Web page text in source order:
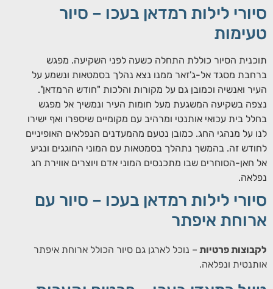
סיורי לילות רמדאן בעכו – סיור
טעימות
תוכנית הסיור כוללת התחלה כשעה לפני השקיעה. מפגש
ברחבת מסגד אל-ג'זאר ממנו נצא נהלך בסמטאות ונשמע על
העיר ואנשיה וכמובן גם על מקורות והלכות "חודש הרמדאן".
נצפה בשקיעה המשגעת מעל חומות העיר ונמשיך אל מפגש
בחלל בית עכואי אותנטי ומרהיב עם מקומיים שיספרו ואף ישירו
לנו על מנהגי החג. כמובן נטעם מהמעדנים הנפלאים האופיניים
לחודש זה. בהמשך נתהלך בסמטאות עם המוני החוגגים ונגיע
אל חאן-הסוחרים שבו מתכנסים המוני אדם ויוצרים אווירת חג
נפלאה.
סיורי לילות רמדאן בעכו – סיור עם
ארוחת איפתר
לקבוצות פרטיות – נוכל לארגן גם סיור הכולל ארוחת איפתר
אותנטית ונפלאה.